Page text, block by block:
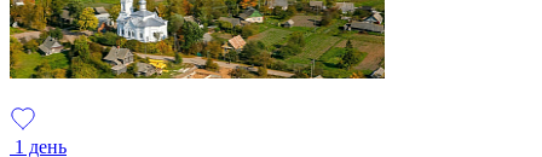
1 день